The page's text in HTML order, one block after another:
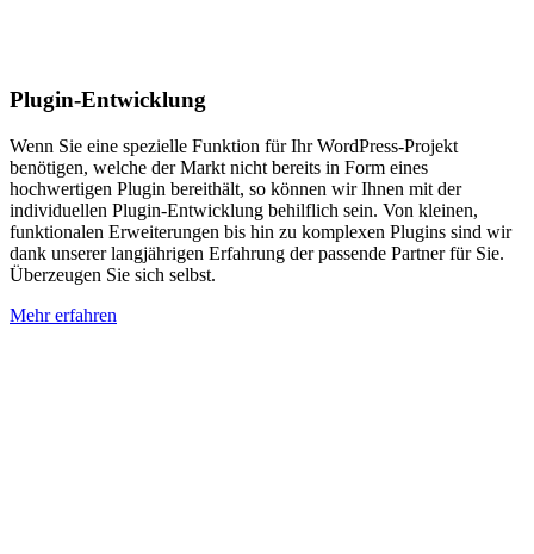
Plugin-Entwicklung
Wenn Sie eine spezielle Funktion für Ihr WordPress-Projekt
benötigen, welche der Markt nicht bereits in Form eines
hochwertigen Plugin bereithält, so können wir Ihnen mit der
individuellen Plugin-Entwicklung behilflich sein. Von kleinen,
funktionalen Erweiterungen bis hin zu komplexen Plugins sind wir
dank unserer langjährigen Erfahrung der passende Partner für Sie.
Überzeugen Sie sich selbst.
Mehr erfahren